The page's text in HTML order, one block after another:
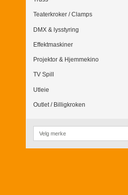
Teaterkroker / Clamps
DMX & lysstyring
Effektmaskiner
Projektor & Hjemmekino
TV Spill
Utleie
Outlet / Billigkroken